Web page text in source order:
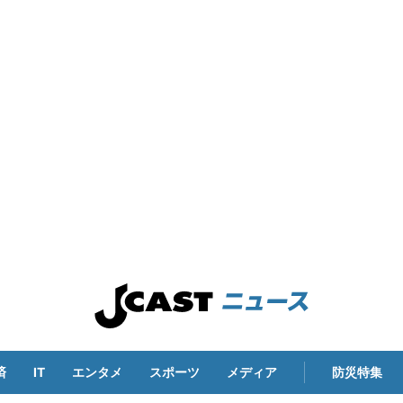
IT エンタメ スポーツ メディア 防災特集